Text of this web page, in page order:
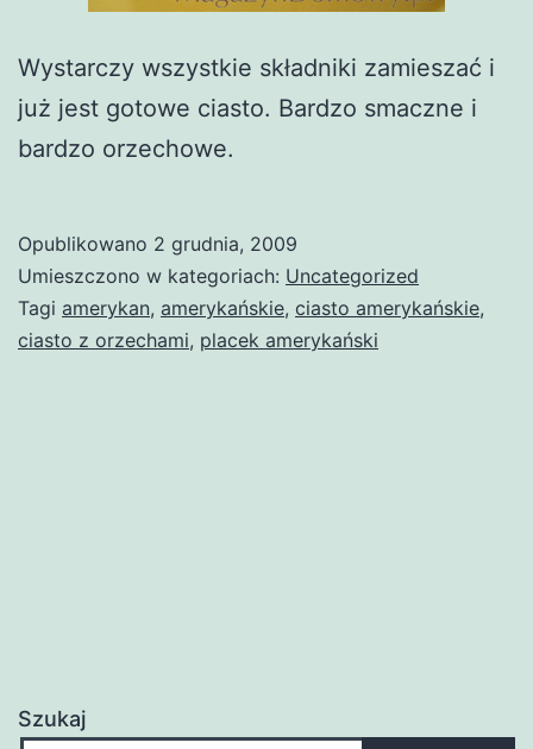
Wystarczy wszystkie składniki zamieszać i
już jest gotowe ciasto. Bardzo smaczne i
bardzo orzechowe.
Opublikowano 2 grudnia, 2009
Umieszczono w kategoriach: Uncategorized
Tagi amerykan, amerykańskie, ciasto amerykańskie,
ciasto z orzechami, placek amerykański
Szukaj